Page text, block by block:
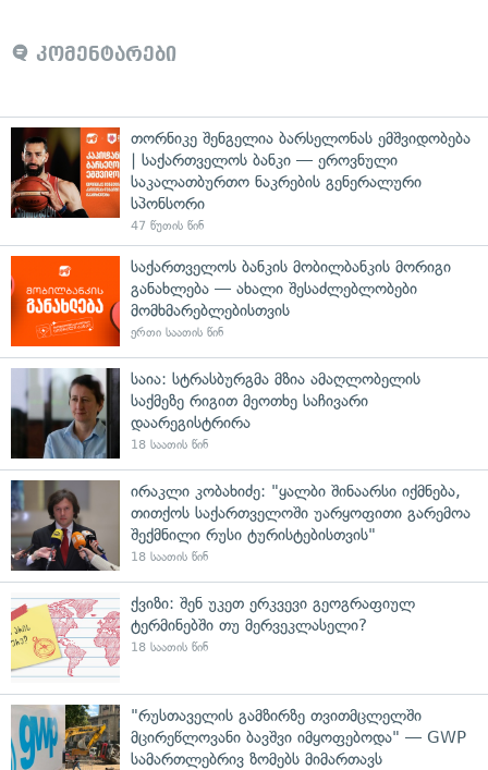
კომენტარები
თორნიკე შენგელია ბარსელონას ემშვიდობება
| საქართველოს ბანკი — ეროვნული
საკალათბურთო ნაკრების გენერალური
სპონსორი
47 წუთის წინ
საქართველოს ბანკის მობილბანკის მორიგი
განახლება — ახალი შესაძლებლობები
მომხმარებლებისთვის
ერთი საათის წინ
საია: სტრასბურგმა მზია ამაღლობელის
საქმეზე რიგით მეოთხე საჩივარი
დაარეგისტრირა
18 საათის წინ
ირაკლი კობახიძე: "ყალბი შინაარსი იქმნება,
თითქოს საქართველოში უარყოფითი გარემოა
შექმნილი რუსი ტურისტებისთვის"
18 საათის წინ
ქვიზი: შენ უკეთ ერკვევი გეოგრაფიულ
ტერმინებში თუ მერვეკლასელი?
18 საათის წინ
"რუსთაველის გამზირზე თვითმცლელში
მცირეწლოვანი ბავშვი იმყოფებოდა" — GWP
სამართლებრივ ზომებს მიმართავს